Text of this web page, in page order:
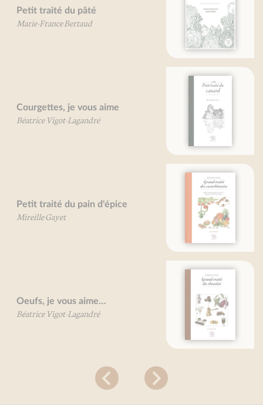
Légumes des terroirs
Petit traité du canard
Grand traité des cucurbitacées
Grand traité du chocolat